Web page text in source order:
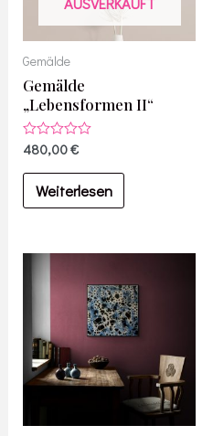
Gemälde
Gemälde
„Lebensformen II“
Bewertet
0
von
480,00€
Weiterlesen